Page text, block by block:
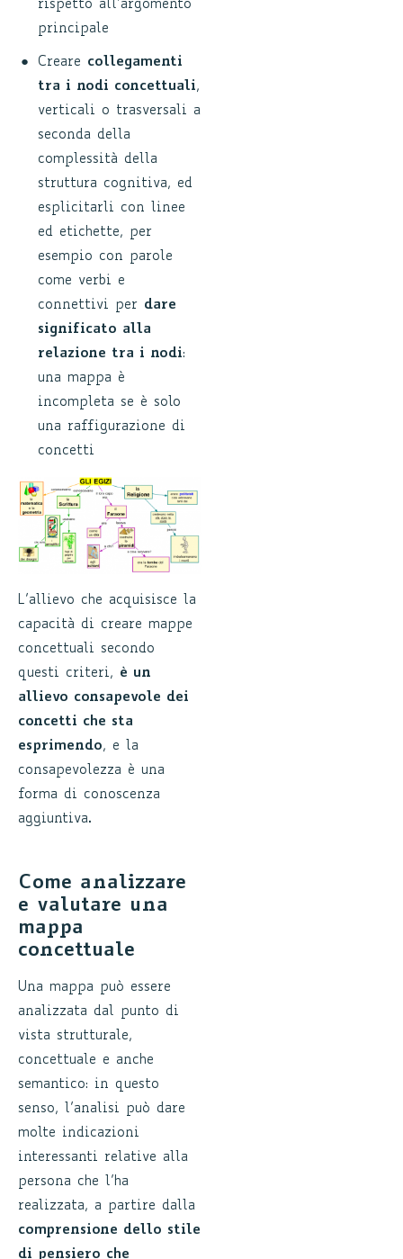
rispetto all’argomento
principale
Creare collegamenti
tra i nodi concettuali,
verticali o trasversali a
seconda della
complessità della
struttura cognitiva, ed
esplicitarli con linee
ed etichette, per
esempio con parole
come verbi e
connettivi per dare
significato alla
relazione tra i nodi:
una mappa è
incompleta se è solo
una raffigurazione di
concetti
L’allievo che acquisisce la
capacità di creare mappe
concettuali secondo
questi criteri, è un
allievo consapevole dei
concetti che sta
esprimendo, e la
consapevolezza è una
forma di conoscenza
aggiuntiva.
Come analizzare
e valutare una
mappa
concettuale
Una mappa può essere
analizzata dal punto di
vista strutturale,
concettuale e anche
semantico: in questo
senso, l’analisi può dare
molte indicazioni
interessanti relative alla
persona che l’ha
realizzata, a partire dalla
comprensione dello stile
di pensiero che